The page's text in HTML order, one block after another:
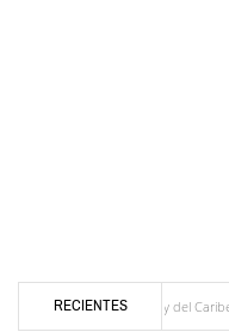
RECIENTESy del Caribe